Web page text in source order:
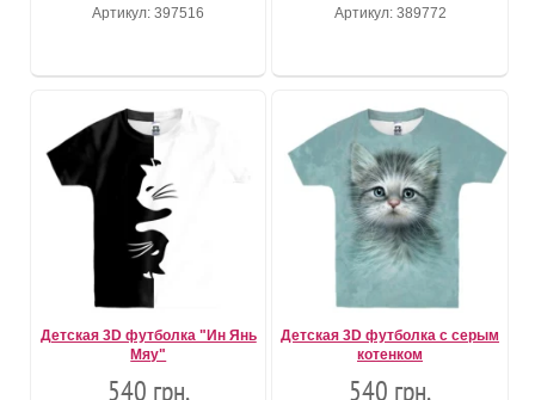
Артикул: 397516 Артикул: 389772
Детская 3D футболка "Ин Янь
Мяу"
540 грн.
Детская 3D футболка с серым
котенком
540 грн.